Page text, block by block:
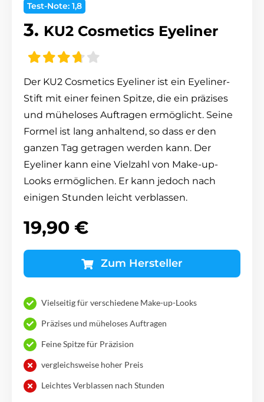
Test-Note: 1,8
3. KU2 Cosmetics Eyeliner
Der KU2 Cosmetics Eyeliner ist ein Eyeliner-
Stift mit einer feinen Spitze, die ein präzises
und müheloses Auftragen ermöglicht. Seine
Formel ist lang anhaltend, so dass er den
ganzen Tag getragen werden kann. Der
Eyeliner kann eine Vielzahl von Make-up-
Looks ermöglichen. Er kann jedoch nach
einigen Stunden leicht verblassen.
19,90 €
Zum Hersteller
Vielseitig für verschiedene Make-up-Looks
Präzises und müheloses Auftragen
Feine Spitze für Präzision
vergleichsweise hoher Preis
Leichtes Verblassen nach Stunden